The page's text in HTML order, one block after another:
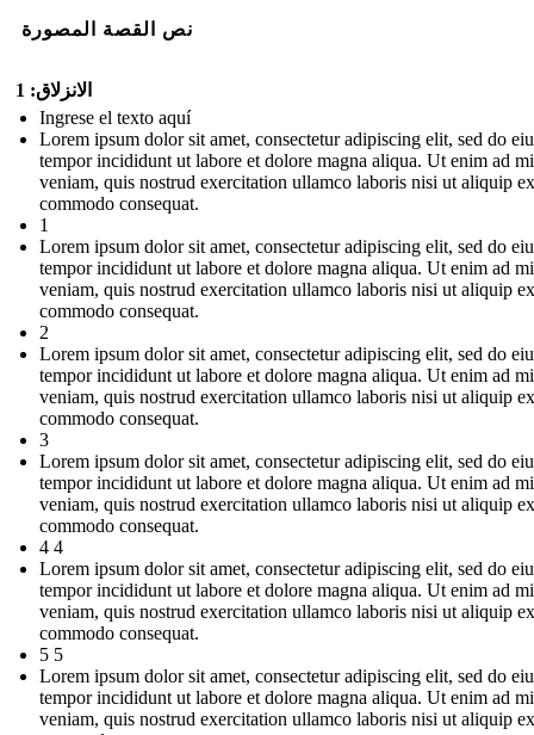
نص القصة المصورة
الانزلاق: 1
Ingrese el texto aquí
Lorem ipsum dolor sit amet, consectetur adipiscing elit, sed do
tempor incididunt ut labore et dolore magna aliqua. Ut enim ad
veniam, quis nostrud exercitation ullamco laboris nisi ut aliquip
commodo consequat.
1
Lorem ipsum dolor sit amet, consectetur adipiscing elit, sed do
tempor incididunt ut labore et dolore magna aliqua. Ut enim ad
veniam, quis nostrud exercitation ullamco laboris nisi ut aliquip
commodo consequat.
2
Lorem ipsum dolor sit amet, consectetur adipiscing elit, sed do
tempor incididunt ut labore et dolore magna aliqua. Ut enim ad
veniam, quis nostrud exercitation ullamco laboris nisi ut aliquip
commodo consequat.
3
Lorem ipsum dolor sit amet, consectetur adipiscing elit, sed do
tempor incididunt ut labore et dolore magna aliqua. Ut enim ad
veniam, quis nostrud exercitation ullamco laboris nisi ut aliquip
commodo consequat.
4 4
Lorem ipsum dolor sit amet, consectetur adipiscing elit, sed do
tempor incididunt ut labore et dolore magna aliqua. Ut enim ad
veniam, quis nostrud exercitation ullamco laboris nisi ut aliquip
commodo consequat.
5 5
Lorem ipsum dolor sit amet, consectetur adipiscing elit, sed do
tempor incididunt ut labore et dolore magna aliqua. Ut enim ad
veniam, quis nostrud exercitation ullamco laboris nisi ut aliquip